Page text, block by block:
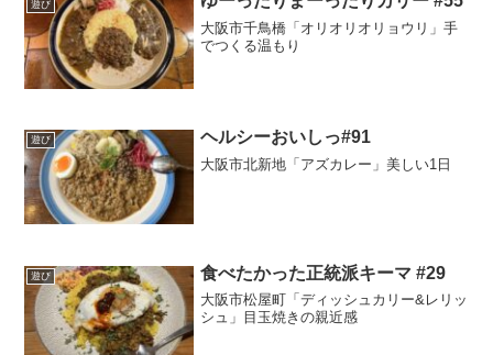
遊び
大阪市千鳥橋「オリオリオリョウリ」手
でつくる温もり
遊び ヘルシーおいしっ#91
大阪市北新地「アズカレー」美しい1日
遊び 食べたかった正統派キーマ #29
大阪市松屋町「ディッシュカリー&レリッ
シュ」目玉焼きの親近感